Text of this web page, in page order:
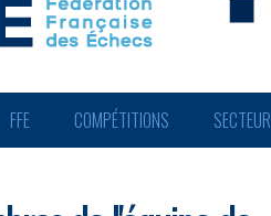
FFE COMPÉTITIONS